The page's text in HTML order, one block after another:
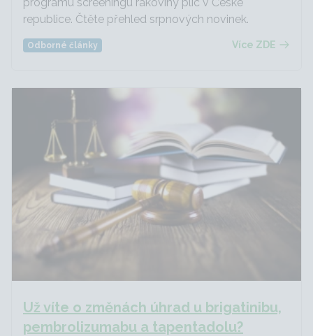
republice. Čtěte přehled srpnových novinek.
Odborné články Více ZDE
Už víte o změnách úhrad u brigatinibu,
pembrolizumabu a tapentadolu?